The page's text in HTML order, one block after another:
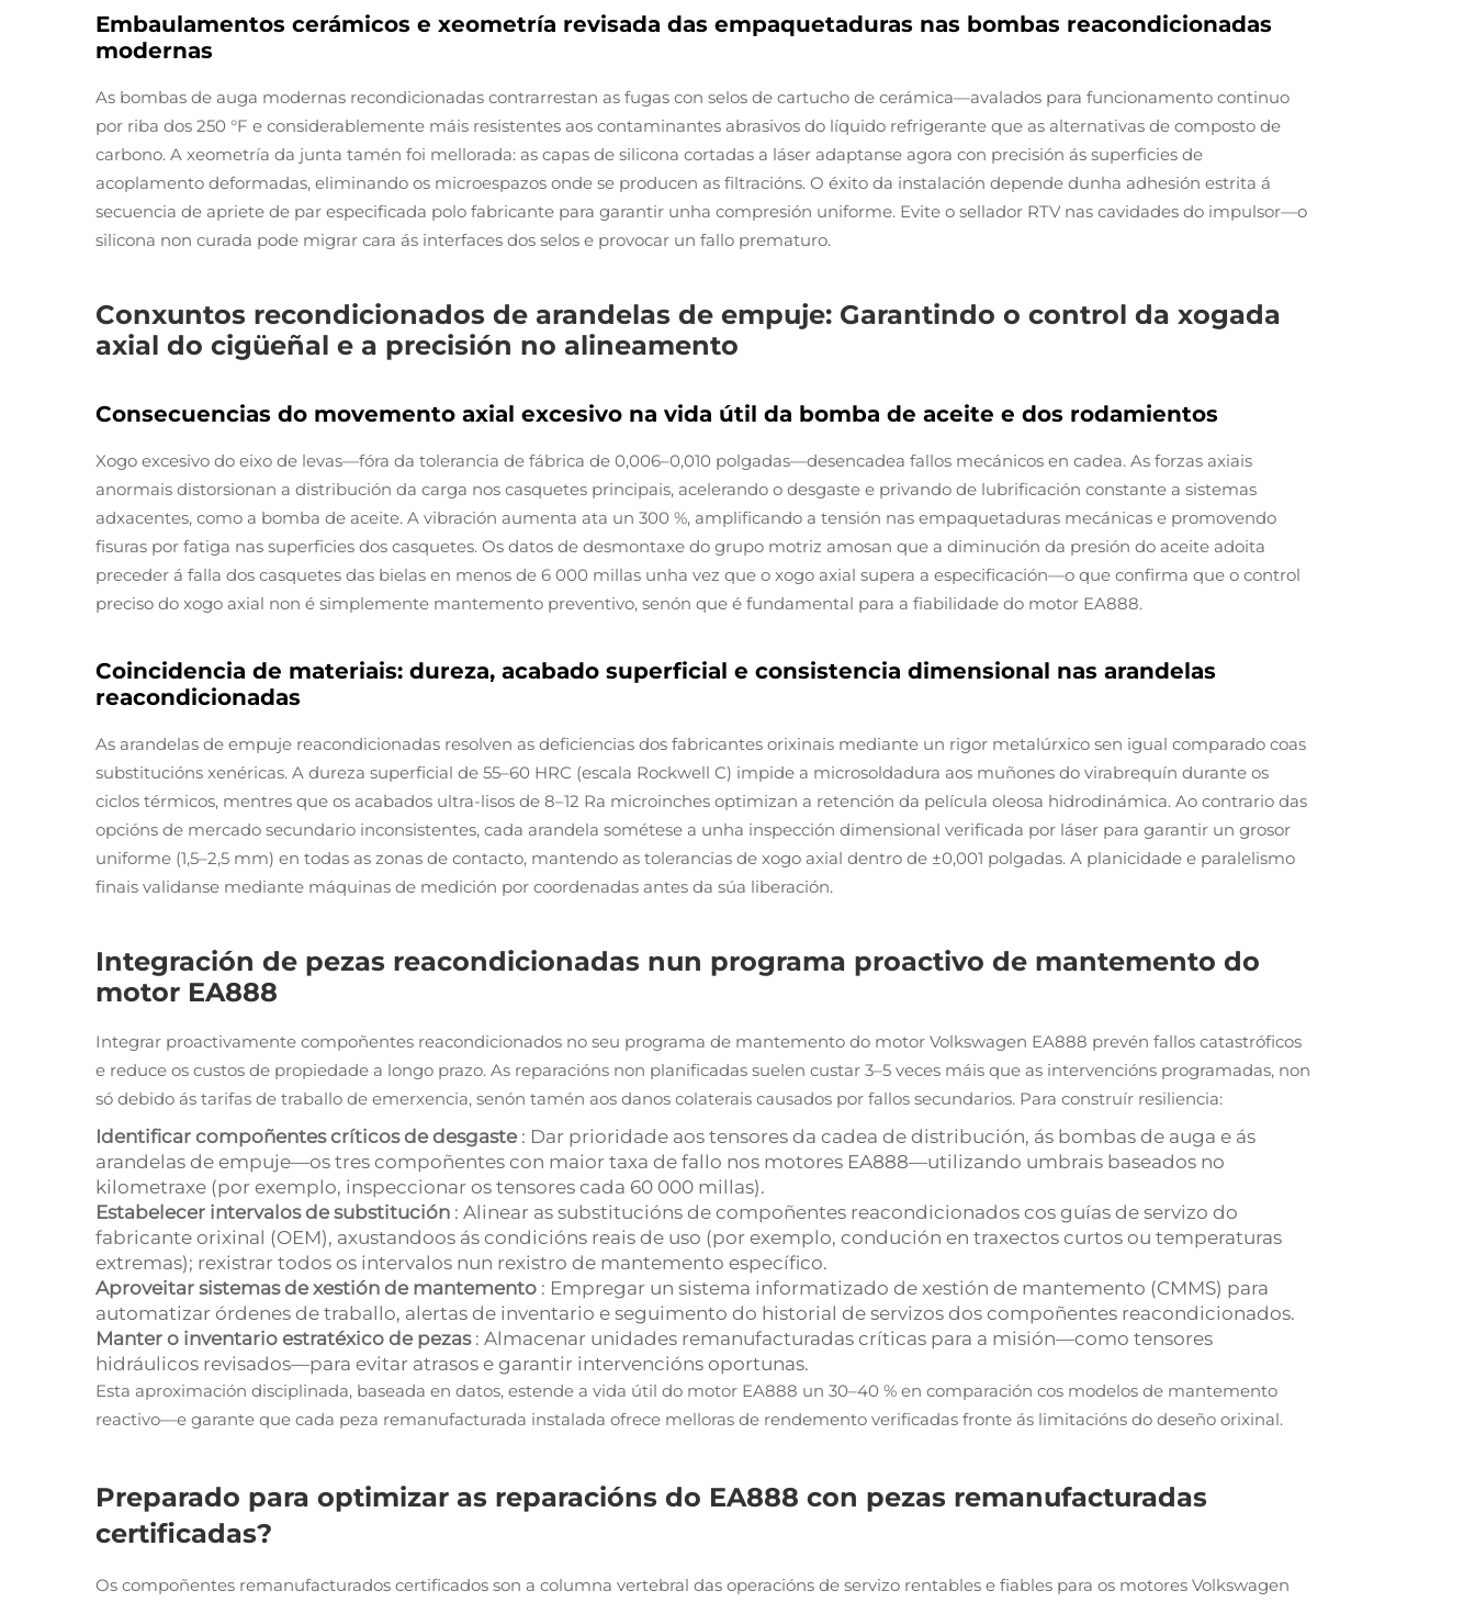
Embaulamentos cerámicos e xeometría revisada das empaquetaduras nas bombas reacondicionadas
modernas
As bombas de auga modernas recondicionadas contrarrestan as fugas con selos de cartucho de cerámica—avalados para funcionamento continuo
por riba dos 250 °F e considerablemente máis resistentes aos contaminantes abrasivos do líquido refrigerante que as alternativas de composto de
carbono. A xeometría da junta tamén foi mellorada: as capas de silicona cortadas a láser adaptanse agora con precisión ás superficies de
acoplamento deformadas, eliminando os microespazos onde se producen as filtracións. O éxito da instalación depende dunha adhesión estrita á
secuencia de apriete de par especificada polo fabricante para garantir unha compresión uniforme. Evite o sellador RTV nas cavidades do impulsor—o
silicona non curada pode migrar cara ás interfaces dos selos e provocar un fallo prematuro.
Conxuntos recondicionados de arandelas de empuje: Garantindo o control da xogada
axial do cigüeñal e a precisión no alineamento
Consecuencias do movemento axial excesivo na vida útil da bomba de aceite e dos rodamientos
Xogo excesivo do eixo de levas—fóra da tolerancia de fábrica de 0,006–0,010 polgadas—desencadea fallos mecánicos en cadea. As forzas axiais
anormais distorsionan a distribución da carga nos casquetes principais, acelerando o desgaste e privando de lubrificación constante a sistemas
adxacentes, como a bomba de aceite. A vibración aumenta ata un 300 %, amplificando a tensión nas empaquetaduras mecánicas e promovendo
fisuras por fatiga nas superficies dos casquetes. Os datos de desmontaxe do grupo motriz amosan que a diminución da presión do aceite adoita
preceder á falla dos casquetes das bielas en menos de 6 000 millas unha vez que o xogo axial supera a especificación—o que confirma que o control
preciso do xogo axial non é simplemente mantemento preventivo, senón que é fundamental para a fiabilidade do motor EA888.
Coincidencia de materiais: dureza, acabado superficial e consistencia dimensional nas arandelas
reacondicionadas
As arandelas de empuje reacondicionadas resolven as deficiencias dos fabricantes orixinais mediante un rigor metalúrxico sen igual comparado coas
substitucións xenéricas. A dureza superficial de 55–60 HRC (escala Rockwell C) impide a microsoldadura aos muñones do virabrequín durante os
ciclos térmicos, mentres que os acabados ultra-lisos de 8–12 Ra microinches optimizan a retención da película oleosa hidrodinámica. Ao contrario das
opcións de mercado secundario inconsistentes, cada arandela sométese a unha inspección dimensional verificada por láser para garantir un grosor
uniforme (1,5–2,5 mm) en todas as zonas de contacto, mantendo as tolerancias de xogo axial dentro de ±0,001 polgadas. A planicidade e paralelismo
finais validanse mediante máquinas de medición por coordenadas antes da súa liberación.
Integración de pezas reacondicionadas nun programa proactivo de mantemento do
motor EA888
Integrar proactivamente compoñentes reacondicionados no seu programa de mantemento do motor Volkswagen EA888 prevén fallos catastróficos
e reduce os custos de propiedade a longo prazo. As reparacións non planificadas suelen custar 3–5 veces máis que as intervencións programadas, non
só debido ás tarifas de traballo de emerxencia, senón tamén aos danos colaterais causados por fallos secundarios. Para construír resiliencia:
Identificar compoñentes críticos de desgaste : Dar prioridade aos tensores da cadea de distribución, ás bombas de auga e ás
arandelas de empuje—os tres compoñentes con maior taxa de fallo nos motores EA888—utilizando umbrais baseados no
kilometraxe (por exemplo, inspeccionar os tensores cada 60 000 millas).
Estabelecer intervalos de substitución : Alinear as substitucións de compoñentes reacondicionados cos guías de servizo do
fabricante orixinal (OEM), axustandoos ás condicións reais de uso (por exemplo, condución en traxectos curtos ou temperaturas
extremas); rexistrar todos os intervalos nun rexistro de mantemento específico.
Aproveitar sistemas de xestión de mantemento : Empregar un sistema informatizado de xestión de mantemento (CMMS) para
automatizar órdenes de traballo, alertas de inventario e seguimento do historial de servizos dos compoñentes reacondicionados.
Manter o inventario estratéxico de pezas : Almacenar unidades remanufacturadas críticas para a misión—como tensores
hidráulicos revisados—para evitar atrasos e garantir intervencións oportunas.
Esta aproximación disciplinada, baseada en datos, estende a vida útil do motor EA888 un 30–40 % en comparación cos modelos de mantemento
reactivo—e garante que cada peza remanufacturada instalada ofrece melloras de rendemento verificadas fronte ás limitacións do deseño orixinal.
Preparado para optimizar as reparacións do EA888 con pezas remanufacturadas
certificadas?
Os compoñentes remanufacturados certificados son a columna vertebral das operacións de servizo rentables e fiables para os motores Volkswagen